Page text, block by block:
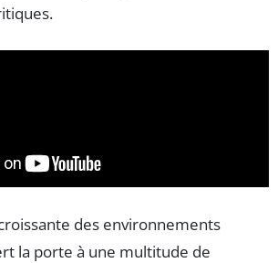
des environnements
la porte à une multitude de